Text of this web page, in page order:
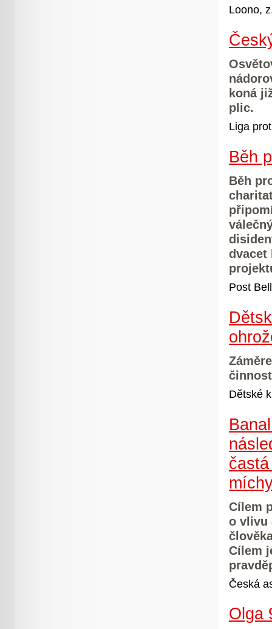
Loono,
koná
plic.
Liga
Běh
Běh
dvacet
Post
Dětské
Cílem
o vlivu
Cílem
Česká
Olga